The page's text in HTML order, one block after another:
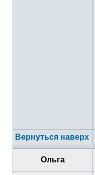
Вернуться наверх
Ольга